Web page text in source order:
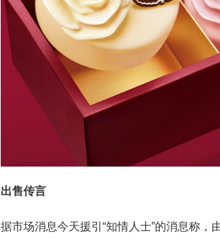
出售传言
据市场消息今天援引“知情人士”的消息称